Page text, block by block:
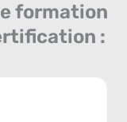
formation
: